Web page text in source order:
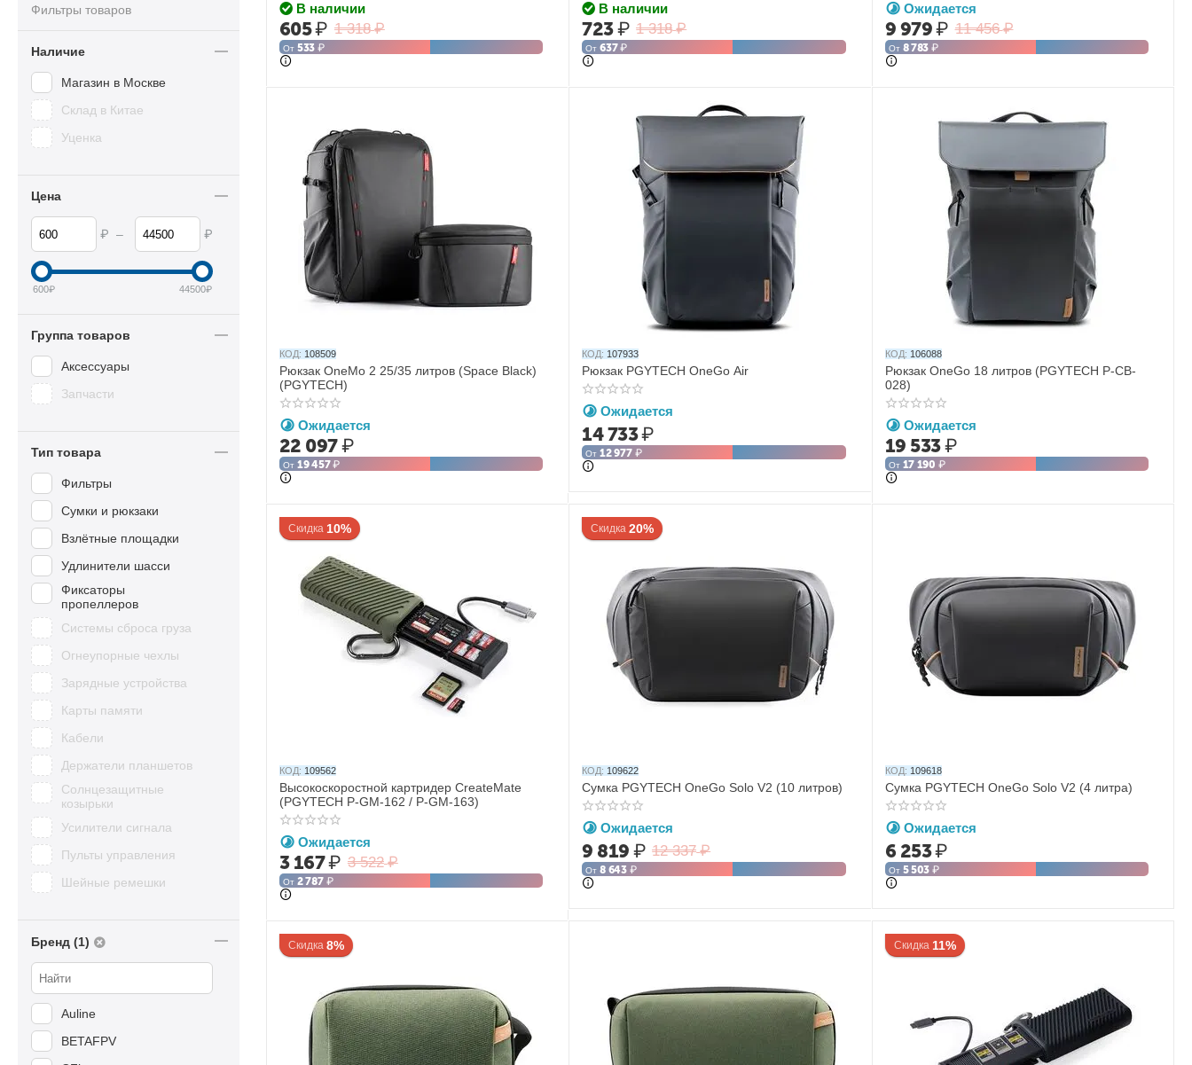
В наличии
1 318 ₽
605₽
От 533 ₽
В наличии
1 318 ₽
723₽
От637 ₽
Ожидается
11 456 ₽
9 979₽
От 8 783 ₽
КОД: 108509
Рюкзак OneMo 2 25/35 литров (Space Black)
(PGYTECH)
Ожидается
22 097₽
От 19 457 ₽
КОД: 107933
Рюкзак PGYTECH OneGo Air
Ожидается
14 733₽
От12 977 ₽
КОД: 106088
Рюкзак OneGo 18 литров (PGYTECH P-CB-
028)
Ожидается
19 533₽
От 17 190 ₽
Скидка 10%
КОД: 109562
Высокоскоростной картридер CreateMate
(PGYTECH P-GM-162 / P-GM-163)
Ожидается
3 522 ₽
3 167₽
От 2 787 ₽
Скидка 20%
КОД: 109622
Сумка PGYTECH OneGo Solo V2 (10 литров)
Ожидается
12 337 ₽
9 819 ₽
От8 643 ₽
КОД: 109618
Сумка PGYTECH OneGo Solo V2 (4 литра)
Ожидается
6 253₽
От 5 503 ₽
Скидка 8% Скидка 11%
Фильтры товаров
Наличие
Магазин в Москве
Склад в Китае
Уценка
Цена
₽ – ₽
600₽ 44500₽
Группа товаров
Аксессуары
Запчасти
Тип товара
Фильтры
Сумки и рюкзаки
Взлётные площадки
Удлинители шасси
Фиксаторы
пропеллеров
Системы сброса груза
Огнеупорные чехлы
Зарядные устройства
Карты памяти
Кабели
Держатели планшетов
Солнцезащитные
козырьки
Усилители сигнала
Пульты управления
Шейные ремешки
Бренд (1)
Auline
BETAFPV